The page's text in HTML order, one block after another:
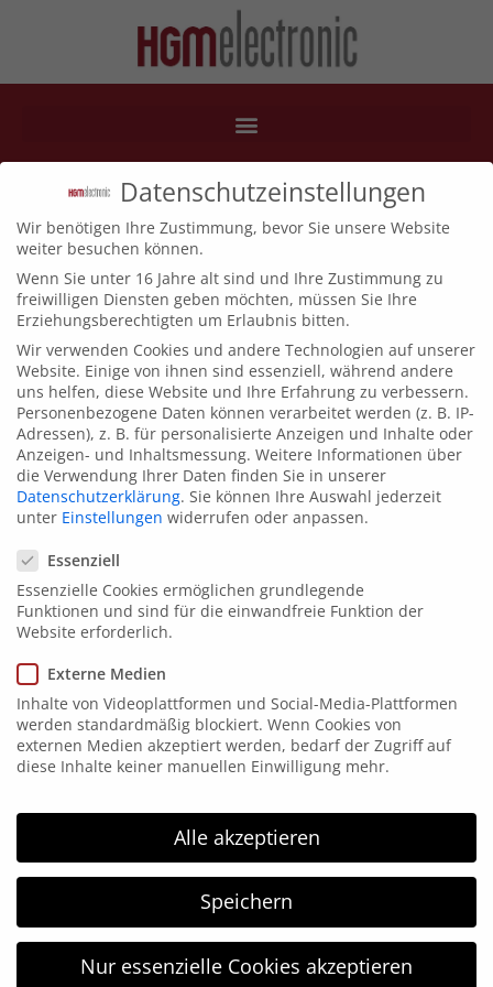
squix4mt
Kontakt
Elsen 15
58849 Herscheid
Tel. 02357 171865
Fax: 02357 171867
HGM Electronic
HGM electronic wurde 1996 gegründet und arbeitet
im Bereich der Kennzeichnungstechnik. HGM
electronic ist Ihr kompetenter Partner in allen
Bereichen der Kennzeichnungstechnik: vom
Datenschutzeinstellungen
Wir benötigen Ihre Zustimmung, bevor Sie unsere Website
weiter besuchen können.
Wenn Sie unter 16 Jahre alt sind und Ihre Zustimmung zu
freiwilligen Diensten geben möchten, müssen Sie Ihre
Erziehungsberechtigten um Erlaubnis bitten.
Wir verwenden Cookies und andere Technologien auf unserer
Website. Einige von ihnen sind essenziell, während andere
uns helfen, diese Website und Ihre Erfahrung zu verbessern.
Personenbezogene Daten können verarbeitet werden (z. B. IP-
Adressen), z. B. für personalisierte Anzeigen und Inhalte oder
Anzeigen- und Inhaltsmessung. Weitere Informationen über
die Verwendung Ihrer Daten finden Sie in unserer
Datenschutzerklärung. Sie können Ihre Auswahl jederzeit
unter Einstellungen widerrufen oder anpassen.
Essenziell
Essenzielle Cookies ermöglichen grundlegende
Funktionen und sind für die einwandfreie Funktion der
Website erforderlich.
Externe Medien
Inhalte von Videoplattformen und Social-Media-Plattformen
werden standardmäßig blockiert. Wenn Cookies von
externen Medien akzeptiert werden, bedarf der Zugriff auf
diese Inhalte keiner manuellen Einwilligung mehr.
Alle akzeptieren
Speichern
Nur essenzielle Cookies akzeptieren